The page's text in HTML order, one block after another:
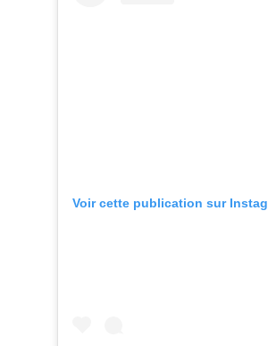
Voir cette publication sur